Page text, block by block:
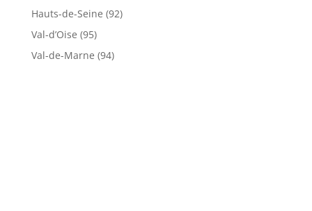
Hauts-de-Seine (92)
Val-d’Oise (95)
Val-de-Marne (94)